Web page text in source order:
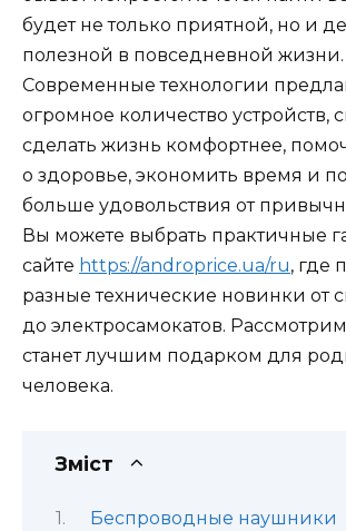
будет не только приятной, но и
полезной в повседневной жизни.
Современные технологии
огромное количество устройств,
сделать жизнь комфортнее,
о здоровье, экономить время и
больше удовольствия от
Вы можете выбрать практичные
сайте https://androprice.ua/ru, где
разные технические новинки от
до электросамокатов.
станет лучшим подарком для
человека.
Зміст
Беспроводные наушники